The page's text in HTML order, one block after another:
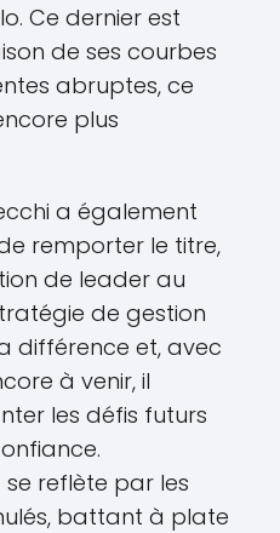
Ce dernier est
de ses courbes
abruptes, ce
plus
a également
remporter le titre,
de leader au
de gestion
différence et, avec
à venir, il
les défis futurs
reflète par les
battant à plate